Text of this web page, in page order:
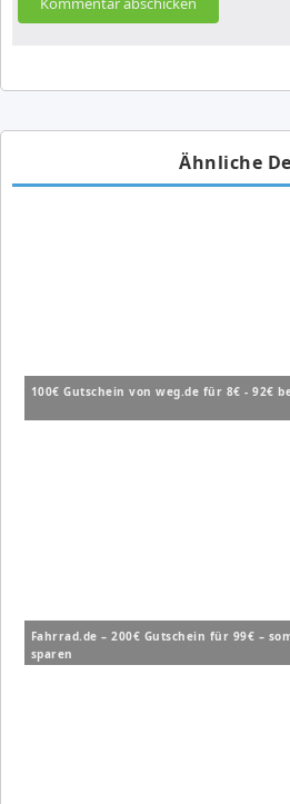
Ähnliche
100€ Gutschein von weg.de für 8€ - 92€
Fahrrad.de – 200€ Gutschein für 99€ –
sparen